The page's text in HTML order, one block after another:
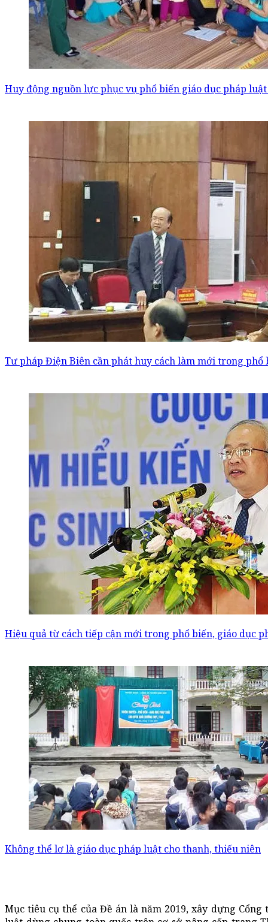
Huy động nguồn lực phục vụ phổ biến giáo dục pháp
Tư pháp Điện Biên cần phát huy cách làm mới trong phổ
Hiệu quả từ cách tiếp cận mới trong phổ biến, giáo dục
Không thể lơ là giáo dục pháp luật cho thanh, thiếu niên
Mục tiêu cụ thể của Đề án là năm 2019, xây dựng